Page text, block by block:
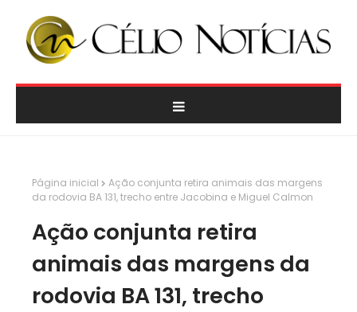
Página inicial
Ação conjunta retira animais das margens
da rodovia BA 131, trecho entre Jacobina e Miguel Calmon
Ação conjunta retira
animais das margens da
rodovia BA 131, trecho